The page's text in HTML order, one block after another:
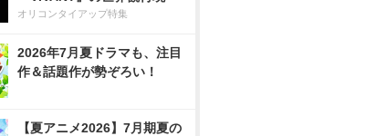
オリコンタイアップ特集
2026年7月夏ドラマも、注目
作＆話題作が勢ぞろい！
【夏アニメ2026】7月期夏の